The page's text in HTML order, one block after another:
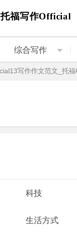
托福写作Official
综合写作
科技
生活方式